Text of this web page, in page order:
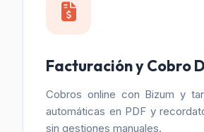
Facturación y Cobro
Cobros online con Bizum y
automáticas en PDF y
sin gestiones manuales.